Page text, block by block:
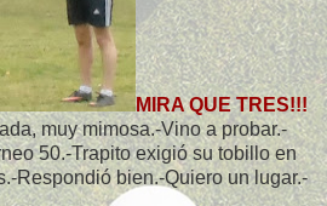
MIRA QUE TRES!!!
muy mimosa.-Vino a probar.-
50.-Trapito exigió su tobillo en
Respondió bien.-Quiero un lugar.-